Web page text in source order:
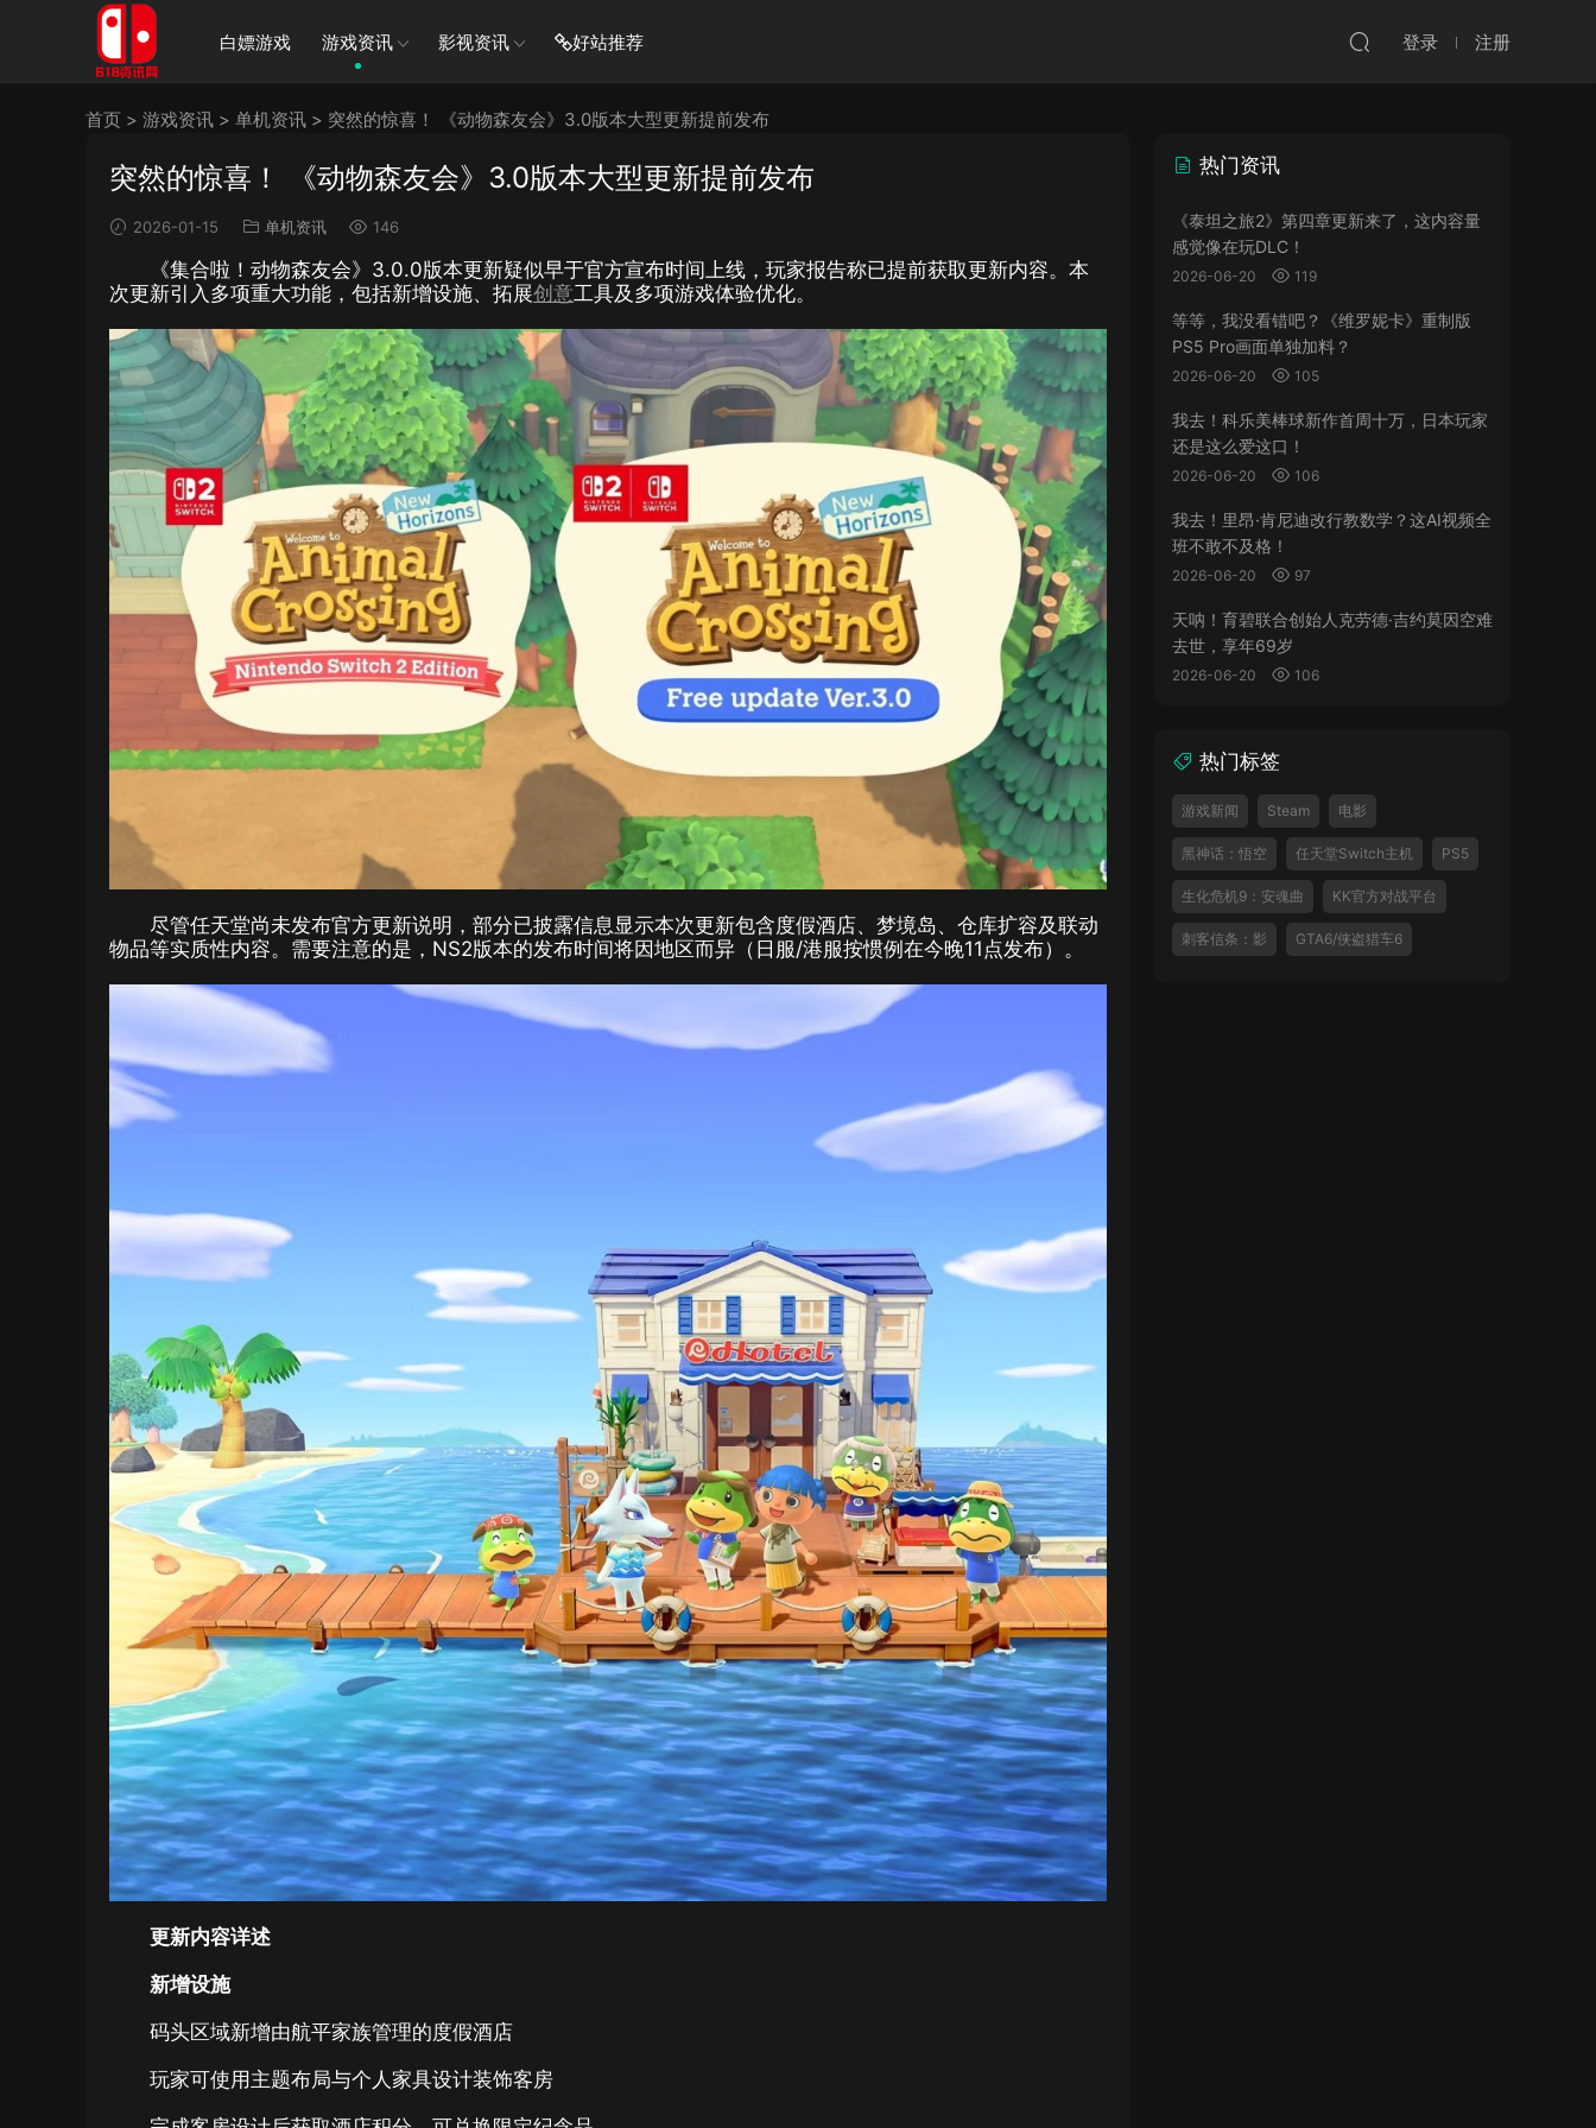
白嫖游戏 游戏资讯 影视资讯 好站推荐 登录 注册
首页 > 游戏资讯 > 单机资讯 > 突然的惊喜！ 《动物森友会》3.0版本大型更新提前发布
突然的惊喜！ 《动物森友会》3.0版本大型更新提前发布
2026-01-15 单机资讯 146
《集合啦！动物森友会》3.0.0版本更新疑似早于官方宣布时间上线，玩家报告称已提前获取更新内容。本
次更新引入多项重大功能，包括新增设施、拓展创意工具及多项游戏体验优化。
尽管任天堂尚未发布官方更新说明，部分已披露信息显示本次更新包含度假酒店、梦境岛、仓库扩容及联动
物品等实质性内容。需要注意的是，NS2版本的发布时间将因地区而异（日服/港服按惯例在今晚11点发布）。
更新内容详述
新增设施
码头区域新增由航平家族管理的度假酒店
玩家可使用主题布局与个人家具设计装饰客房
热门资讯
《泰坦之旅2》第四章更新来了，这内容量
感觉像在玩DLC！
2026-06-20 119
等等，我没看错吧？《维罗妮卡》重制版
PS5 Pro画面单独加料？
2026-06-20 105
我去！科乐美棒球新作首周十万，日本玩家
还是这么爱这口！
2026-06-20 106
我去！里昂·肯尼迪改行教数学？这AI视频全
班不敢不及格！
2026-06-20 97
天呐！育碧联合创始人克劳德·吉约莫因空难
去世，享年69岁
2026-06-20 106
热门标签
游戏新闻 Steam 电影
黑神话：悟空 任天堂Switch主机 PS5
生化危机9：安魂曲 KK官方对战平台
刺客信条：影 GTA6/侠盗猎车6